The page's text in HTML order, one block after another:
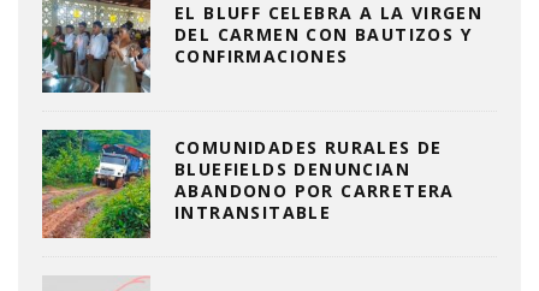
EL BLUFF CELEBRA A LA VIRGEN
DEL CARMEN CON BAUTIZOS Y
CONFIRMACIONES
COMUNIDADES RURALES DE
BLUEFIELDS DENUNCIAN
ABANDONO POR CARRETERA
INTRANSITABLE